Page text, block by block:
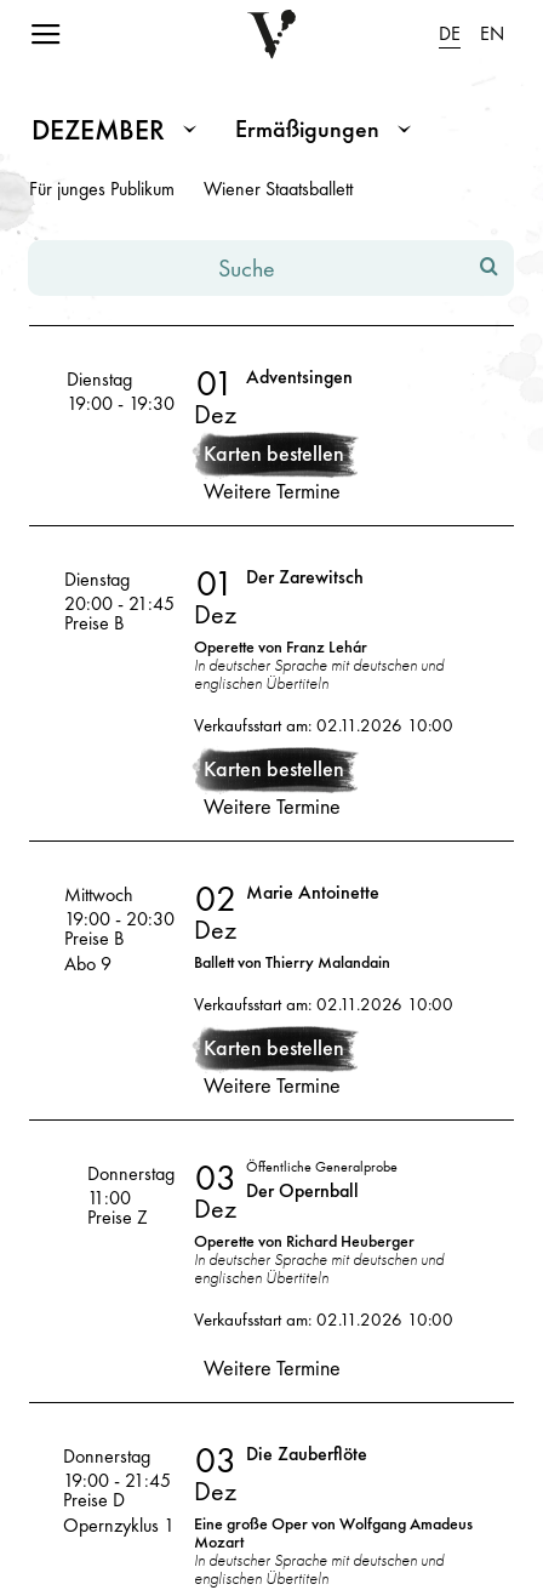
Navigation einblenden DE EN
Spielplan Dezember 2026
Hinweis: Änderungen in den Eingabefeldern oder Dropdowns
DEZEMBER Ermäßigungen
Für junges Publikum Wiener Staatsballett
01
Dez
Adventsingen
Karten bestellen
Weitere Termine
Volksoper
Dienstag
19:00- 19:30
01
Dez
Der Zarewitsch
Operette von Franz Lehár
In deutscher Sprache mit deutschen und
englischen Übertiteln
Verkaufsstart am: 02.11.2026 10:00
Karten bestellen
Weitere Termine
Volksoper
Dienstag
20:00- 21:45
Preise B
02
Dez
Marie Antoinette
Ballett von Thierry Malandain
Verkaufsstart am: 02.11.2026 10:00
Karten bestellen
Weitere Termine
Volksoper
Mittwoch
19:00- 20:30
Preise B
Abo 9
03
Dez
Öffentliche Generalprobe
Der Opernball
Operette von Richard Heuberger
In deutscher Sprache mit deutschen und
englischen Übertiteln
Verkaufsstart am: 02.11.2026 10:00
Weitere Termine
Volksoper
Donnerstag
11:00
Preise Z
03
Dez
Die Zauberflöte
Eine große Oper von Wolfgang Amadeus
Mozart
In deutscher Sprache mit deutschen und
englischen Übertiteln
Volksoper
Donnerstag
19:00- 21:45
Preise D
Opernzyklus 1